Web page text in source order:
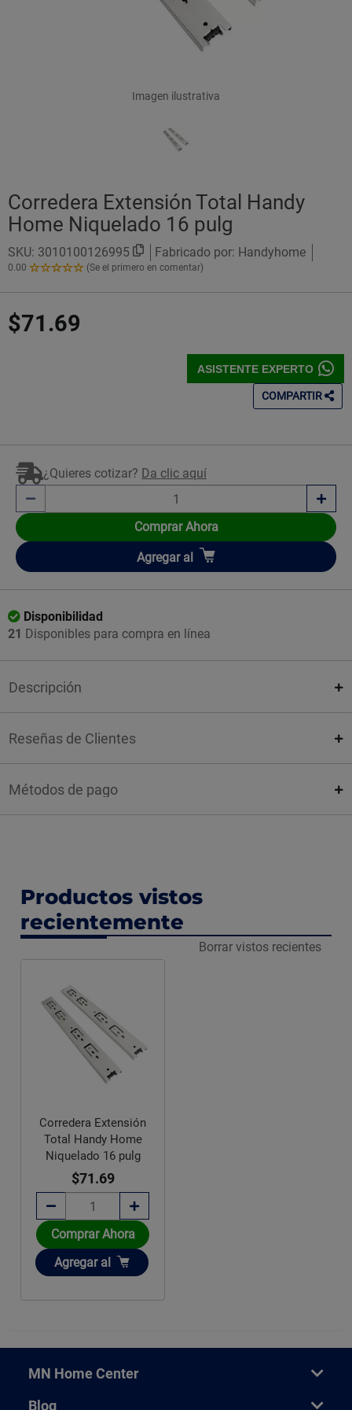
Imagen ilustrativa
Corredera Extensión Total Handy
Home Niquelado 16 pulg
SKU: 3010100126995 Fabricado por: Handyhome
0.00
0.00
Estrellas!
(Se el primero en comentar)
$71.69
ASISTENTE EXPERTO
COMPARTIR
¿Quieres cotizar? Da clic aquí
Comprar Ahora
Añadir
Agregar al
Disponibilidad
21 Disponibles para compra en línea
Descripción
Reseñas de Clientes
Métodos de pago
Productos vistos
recientemente
Borrar vistos recientes
Corredera Extensión
Total Handy Home
Niquelado 16 pulg
$71.69
Comprar Ahora
Añadir
Agregar al
MN Home Center
Blog